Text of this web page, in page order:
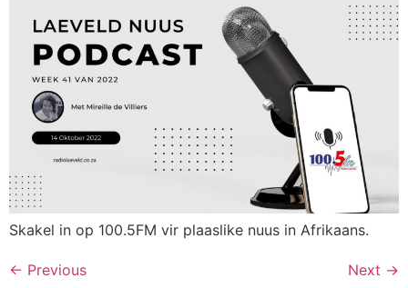
Skakel in op 100.5FM vir plaaslike nuus in Afrikaans.
← Previous Next →